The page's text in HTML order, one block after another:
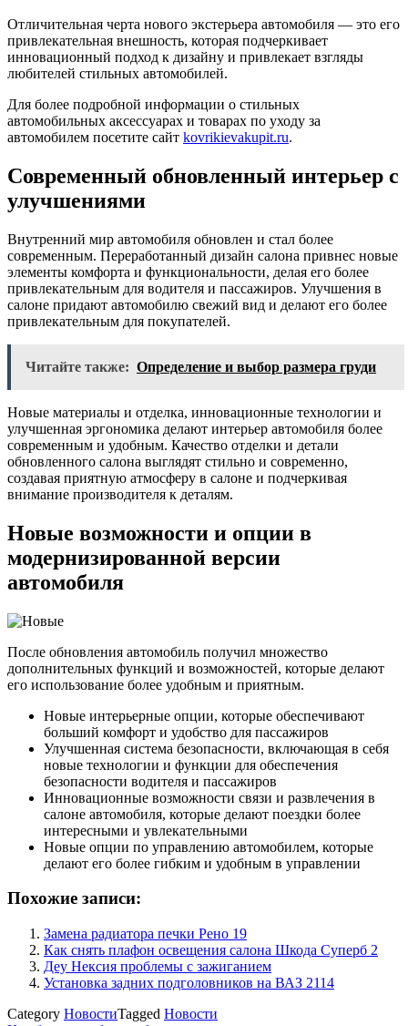
Отличительная черта нового экстерьера автомобиля — это его
привлекательная внешность, которая подчеркивает
инновационный подход к дизайну и привлекает взгляды
любителей стильных автомобилей.
Для более подробной информации о стильных
автомобильных аксессуарах и товарах по уходу за
автомобилем посетите сайт kovrikievakupit.ru.
Современный обновленный интерьер с
улучшениями
Внутренний мир автомобиля обновлен и стал более
современным. Переработанный дизайн салона привнес новые
элементы комфорта и функциональности, делая его более
привлекательным для водителя и пассажиров. Улучшения в
салоне придают автомобилю свежий вид и делают его более
привлекательным для покупателей.
Читайте также: Определение и выбор размера груди
Новые материалы и отделка, инновационные технологии и
улучшенная эргономика делают интерьер автомобиля более
современным и удобным. Качество отделки и детали
обновленного салона выглядят стильно и современно,
создавая приятную атмосферу в салоне и подчеркивая
внимание производителя к деталям.
Новые возможности и опции в
модернизированной версии
автомобиля
После обновления автомобиль получил множество
дополнительных функций и возможностей, которые делают
его использование более удобным и приятным.
Новые интерьерные опции, которые обеспечивают
больший комфорт и удобство для пассажиров
Улучшенная система безопасности, включающая в себя
новые технологии и функции для обеспечения
безопасности водителя и пассажиров
Инновационные возможности связи и развлечения в
салоне автомобиля, которые делают поездки более
интересными и увлекательными
Новые опции по управлению автомобилем, которые
делают его более гибким и удобным в управлении
Похожие записи:
Замена радиатора печки Рено 19
Как снять плафон освещения салона Шкода Суперб 2
Деу Нексия проблемы с зажиганием
Установка задних подголовников на ВАЗ 2114
Category НовостиTagged Новости